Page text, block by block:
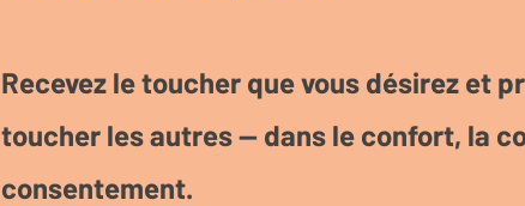
Recevez le toucher que vous désirez et
toucher les autres — dans le confort, la
consentement.